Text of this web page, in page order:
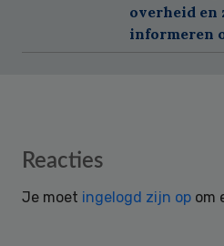
overheid en
informeren
Reader
Reacties
Je moet ingelogd zijn op om